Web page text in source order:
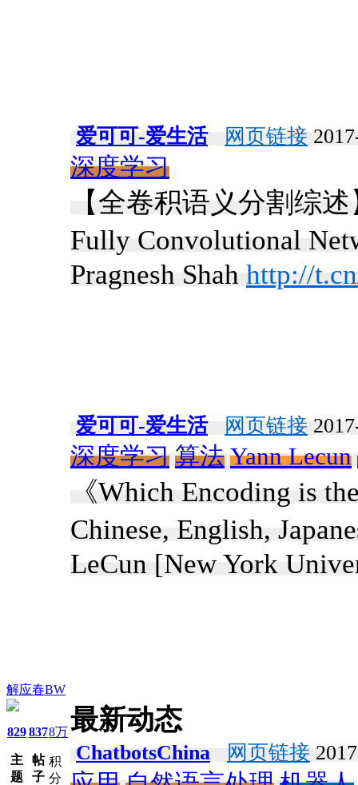
解应春BW
829
主
题
837
帖
子
8万
积
分
爱可可-爱生活 网页链接
深度学习
【全卷积语义分割综
Fully Convolutional
Pragnesh Shah http://
爱可可-爱生活 网页链接
深度学习 算法 Yann Lecun
《Which Encoding is
Chinese, English,
LeCun [New York
最新动态
ChatbotsChina 网页链接